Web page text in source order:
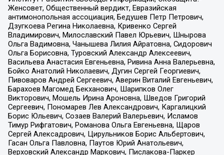
Женсовет, Общественный вердикт, Евразийская
антимонопольная ассоциация, Бедушев Петр Петрович,
Дзугкоева Регина Николаевна, Кривенко Сергей
Владимирович, Милославский Павел Юрьевич, Шнырова
Ольга Вадимовна, Чанышева Лилия Айратовна, Сидорович
Ольга Борисовна, Туровский Александр Алексеевич,
Васильева Анастасия Евгеньевна, Ривина Анна Валерьевна,
Бойко Анатолий Николаевич, Дугин Сергей Георгиевич,
Пивоваров Андрей Сергеевич, Аверин Виталий Евгеньевич,
Барахоев Магомед Бекханович, Шарипков Олег
Викторович, Мошель Ирина Ароновна, Шведов Григорий
Сергеевич, Пономарев Лев Александрович, Каргалицкий
Борис Юльевич, Созаев Валерий Валерьевич, Исламов
Тимур Рифгатович, Романова Ольга Евгеньевна, Щаров
Сергей Алексадрович, Цирульников Борис Альбертович,
Гасан Ольга Павловна, Паутов Юрий Анатольевич,
Верховский Александр Маркович, Пислакова-Паркер